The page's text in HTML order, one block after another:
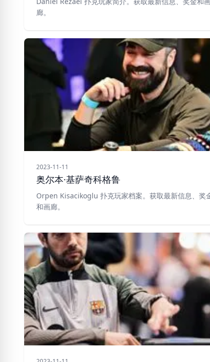
廊。
2023-11-11
奥尔本·基萨奇科格鲁
Orpen Kisacikoglu 扑克玩家档案。获取最新信息、奖
和画廊。